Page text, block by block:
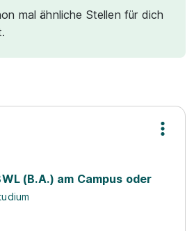
mal ähnliche Stellen für dich
(B.A.) am Campus oder